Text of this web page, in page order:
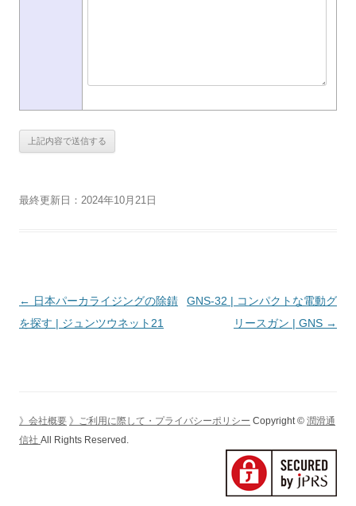
最終更新日：2024年10月21日
投
稿
シ
← 日本パーカライジングの除錆
を探す | ジュンツウネット21
GNS-32 | コンパクトな電動グ
リースガン | GNS →
》会社概要 》ご利用に際して・プライバシーポリシー Copyright © 潤滑通
信社 All Rights Reserved.